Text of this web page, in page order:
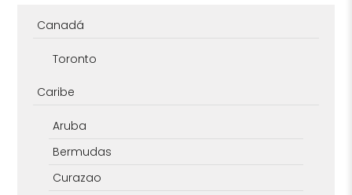
Canadá
Toronto
Caribe
Aruba
Bermudas
Curazao